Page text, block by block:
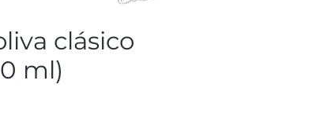
clásico
ml)